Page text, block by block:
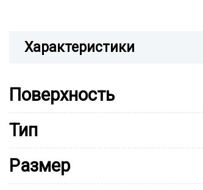
Характеристики
Поверхность
Тип
Размер